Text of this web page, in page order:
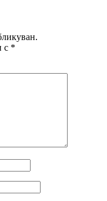
с *